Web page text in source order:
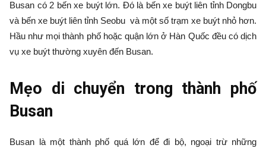
Busan có 2 bến xe buýt lớn. Đó là bến xe buýt liên tỉnh Dongbu
và bến xe buýt liên tỉnh Seobu và một số trạm xe buýt nhỏ hơn.
Hầu như mọi thành phố hoặc quận lớn ở Hàn Quốc đều có dịch
vụ xe buýt thường xuyên đến Busan.
Mẹo di chuyển trong thành phố
Busan
Busan là một thành phố quá lớn để đi bộ, ngoại trừ những